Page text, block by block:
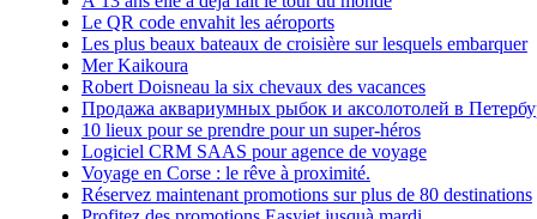
Le QR code envahit les aéroports
Les plus beaux bateaux de croisière sur lesquels embarquer
Mer Kaikoura
Robert Doisneau la six chevaux des vacances
Продажа аквариумных рыбок и аксолотолей в
10 lieux pour se prendre pour un super-héros
Logiciel CRM SAAS pour agence de voyage
Voyage en Corse : le rêve à proximité.
Réservez maintenant promotions sur plus de 80 destinations